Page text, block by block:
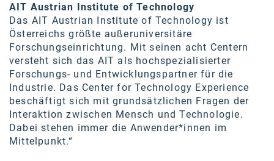
AIT Austrian Institute of Technology
Das AIT Austrian Institute of Technology ist
Österreichs größte außeruniversitäre
Forschungseinrichtung. Mit seinen acht Centern
versteht sich das AIT als hochspezialisierter
Forschungs- und Entwicklungspartner für die
Industrie. Das Center for Technology Experience
beschäftigt sich mit grundsätzlichen Fragen der
Interaktion zwischen Mensch und Technologie.
Dabei stehen immer die Anwender*innen im
Mittelpunkt.“